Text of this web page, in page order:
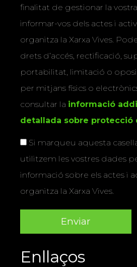
finalitat de gestionar la
informar-vos dels actes i
organitza la Xarxa Vives.
drets d’accés, rectificació,
portabilitat, limitació o
per mitjans físics o
consultar la informació
detallada sobre protecció
Si marqueu aquesta
utilitzem les vostres dades
informació sobre els actes i
organitza la Xarxa Vives.
Enllaços